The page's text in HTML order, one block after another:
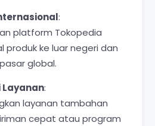
:
platform Tokopedia
produk ke luar negeri dan
global.
Layanan:
layanan tambahan
cepat atau program